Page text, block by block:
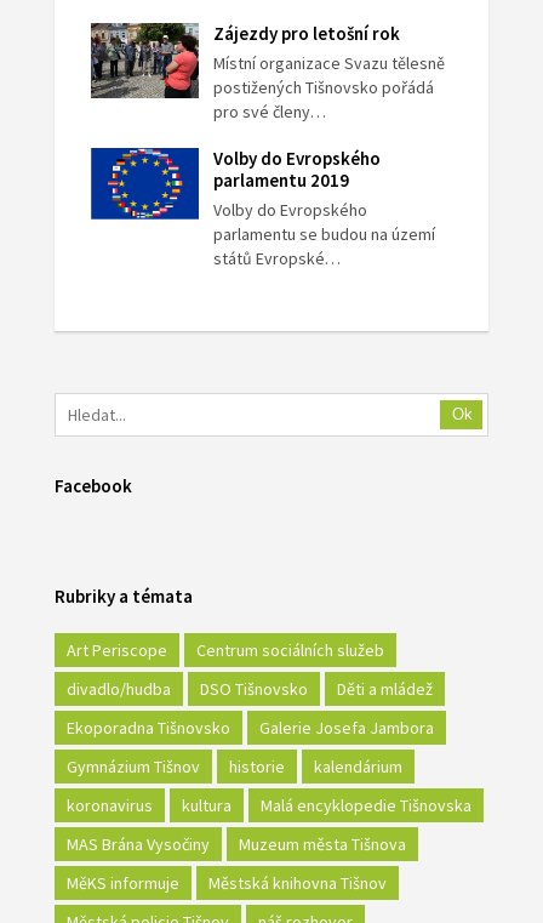
Zájezdy pro letošní rok
Místní organizace Svazu tělesně
postižených Tišnovsko pořádá
pro své členy…
Volby do Evropského
parlamentu 2019
Volby do Evropského
parlamentu se budou na území
států Evropské…
Ok
Facebook
Rubriky a témata
Art Periscope
Centrum sociálních služeb
divadlo/hudba
DSO Tišnovsko
Děti a mládež
Ekoporadna Tišnovsko
Galerie Josefa Jambora
Gymnázium Tišnov
historie
kalendárium
koronavirus
kultura
Malá encyklopedie Tišnovska
MAS Brána Vysočiny
Muzeum města Tišnova
MěKS informuje
Městská knihovna Tišnov